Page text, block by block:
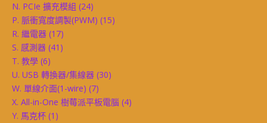
N. PCIe 擴充模組 (24)
P. 脈衝寬度調製(PWM) (15)
R. 繼電器 (17)
S. 感測器 (41)
T. 教學 (6)
U. USB 轉換器/集線器 (30)
W. 單線介面(1-wire) (7)
X. All-in-One 樹莓派平板電腦 (4)
Y. 馬克杯 (1)